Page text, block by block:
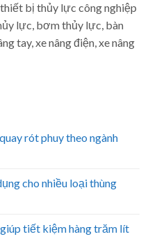
bị thủy lực công nghiệp
lực, bơm thủy lực, bàn
tay, xe nâng điện, xe nâng
rót phuy theo ngành
cho nhiều loại thùng
tiết kiệm hàng trăm lít